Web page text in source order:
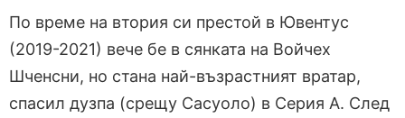
По време на втория си престой в Ювентус
(2019-2021) вече бе в сянката на Войчех
Шченсни, но стана най-възрастният вратар,
спасил дузпа (срещу Сасуоло) в Серия А. След